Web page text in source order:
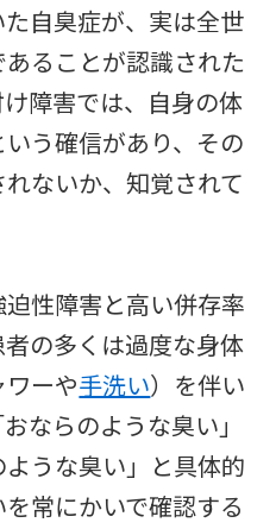
自臭症が、実は全世
ることが認識された
障害では、自身の体
う確信があり、その
ないか、知覚されて
性障害と高い併存率
の多くは過度な身体
ーや手洗い）を伴い
ならのような臭い」
ような臭い」と具体的
常にかいで確認する